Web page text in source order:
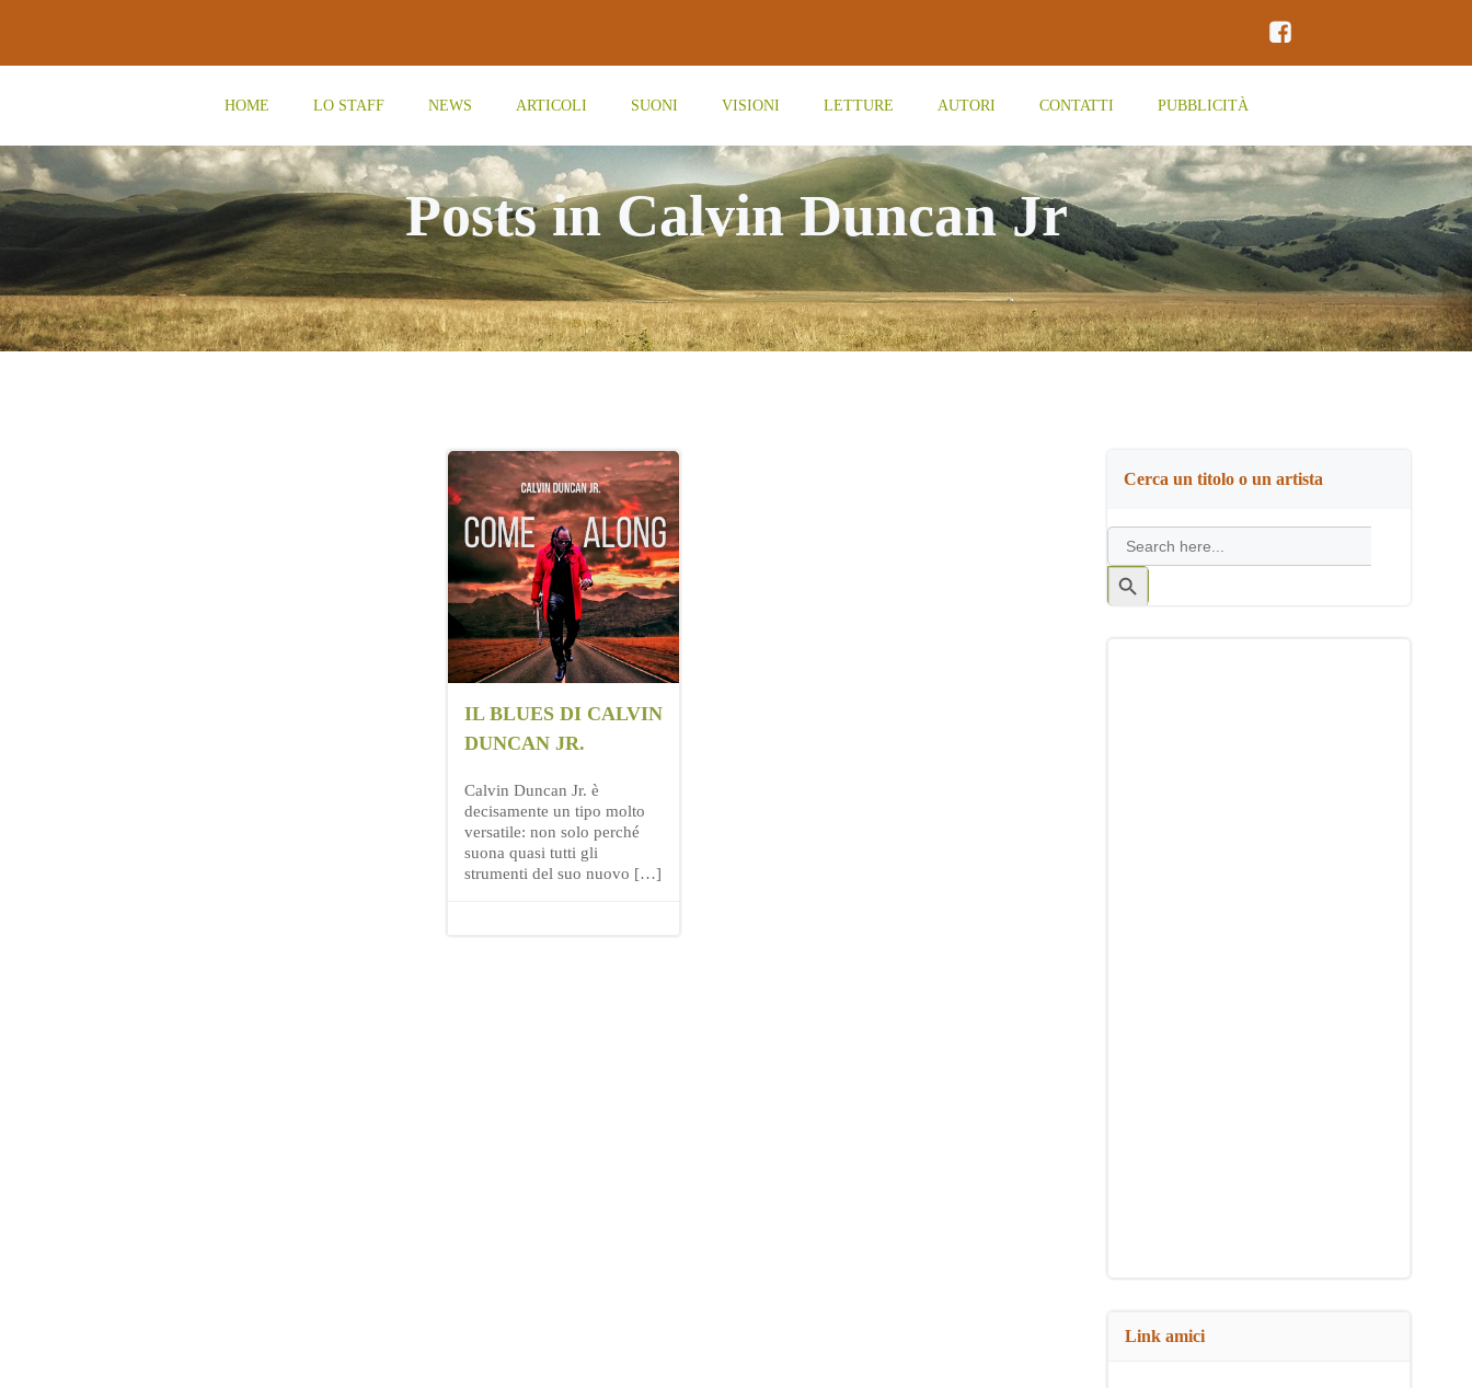
contenuto
HOME LO STAFF NEWS ARTICOLI SUONI VISIONI LETTURE AUTORI CONTATTI PUBBLICITÀ
Posts in Calvin Duncan Jr
IL BLUES DI CALVIN
DUNCAN JR.
Calvin Duncan Jr. è
decisamente un tipo molto
versatile: non solo perché
suona quasi tutti gli
strumenti del suo nuovo […]
Cerca un titolo o un artista
Search
for:
Search
Button
Link amici